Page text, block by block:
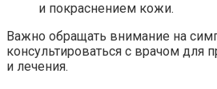
и покраснением кожи.
Важно обращать внимание на
консультироваться с врачом для
и лечения.